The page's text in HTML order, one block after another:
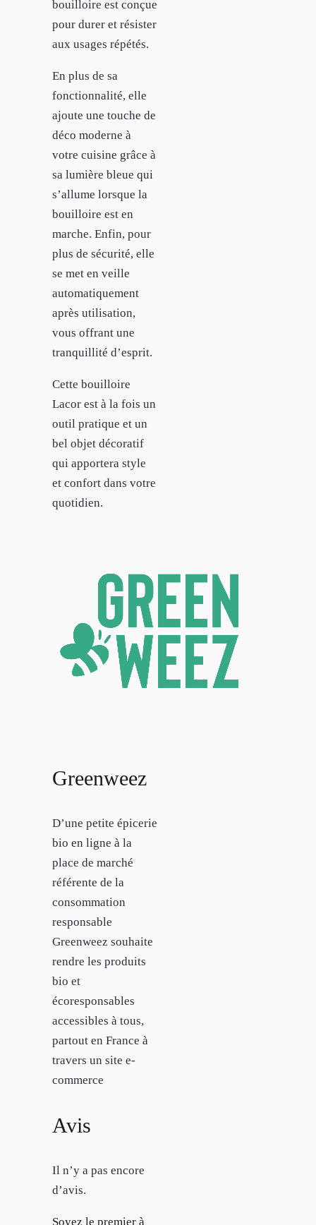
bouilloire est conçue
pour durer et résister
aux usages répétés.
En plus de sa
fonctionnalité, elle
ajoute une touche de
déco moderne à
votre cuisine grâce à
sa lumière bleue qui
s’allume lorsque la
bouilloire est en
marche. Enfin, pour
plus de sécurité, elle
se met en veille
automatiquement
après utilisation,
vous offrant une
tranquillité d’esprit.
Cette bouilloire
Lacor est à la fois un
outil pratique et un
bel objet décoratif
qui apportera style
et confort dans votre
quotidien.
Greenweez
D’une petite épicerie
bio en ligne à la
place de marché
référente de la
consommation
responsable
Greenweez souhaite
rendre les produits
bio et
écoresponsables
accessibles à tous,
partout en France à
travers un site e-
commerce
Avis
Il n’y a pas encore
d’avis.
Soyez le premier à